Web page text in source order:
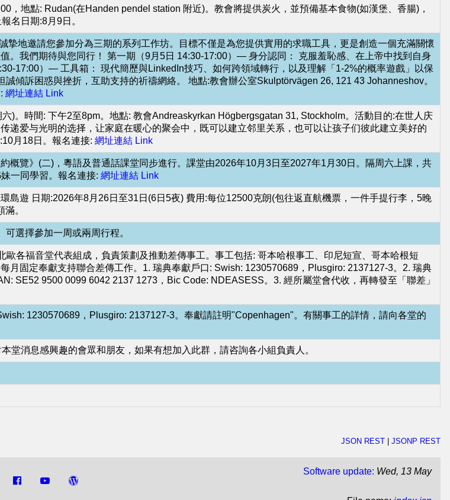
地點: Rudan(在Handen pendel station 附近)。教會將提供炭火，並預備基本食物(如漢堡、香腸)，
名日期:8月9日。
摯地邀請您參加分為三期的系列工作坊。目標不僅是為您提供實用的求職工具，更是創造一個充滿關懷
。我們期待與您同行！ 第一期（9月5日 14:30-17:00）— 身分認同： 克服羞恥感、在上帝中找到自身
17:00）— 工具箱： 現代簡歷與LinkedIn技巧、如何跨領域轉行，以及理解「1-2%的概率遊戲」以保
傾訴困惑與挫折，互助支持的祈禱網絡。 地點:教會辦公室Skulptörvägen 26, 121 43 Johanneshov。
網址連結 Link
)。時間: 下午2至8pm。地點: 教會Andreaskyrkan Högbergsgatan 31, Stockholm。活動目的:在世人庆
爱与光明的选择，让家庭在暖心的聚会中，既可以建立邻里关系，也可以让孩子们彼此建立美好的
月18日。報名連接: 網址連結 Link
概覽》(二)，粵語及普通話課堂同步進行。課堂由2026年10月3日至2027年1月30日。隔周六上課，共
一同學習。報名連接: 網址連結 Link
島遊 日期:2026年8月26日至31日(6日5夜) 費用:每位12500克朗(包往返直航機票，一件手提行李，5晚
。
選擇參加一周或兩周行程。
各福音堂代表組成，負責策劃及推動差傳事工。事工包括: 哥本哈根事工、印尼短宣、哥本哈根短
月固定奉獻支持聯合差傳工作。1. 瑞典奉獻戶口: Swish: 1230570689，Plusgiro: 2137127-3。2. 瑞典
SE52 9500 0099 6042 2137 1273，Bic Code: NDEASESS。3. 經所屬堂會代收，再轉發至「聯差」
1230570689，Plusgiro: 2137127-3。奉獻請註明"Copenhagen"。有關事工的詳情，請向各堂的
消息感興趣的會眾和朋友，如果有想加入此群，請咨詢各小組負責人。
JSON REST JSONP REST
Software update: Wed, 13 May